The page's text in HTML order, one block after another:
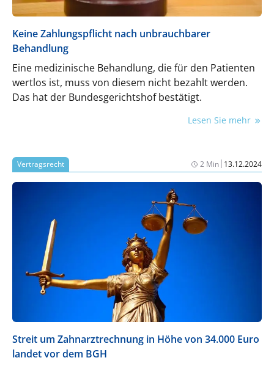
Keine Zahlungspflicht nach unbrauchbarer
Behandlung
Eine medizinische Behandlung, die für den Patienten
wertlos ist, muss von diesem nicht bezahlt werden.
Das hat der Bundesgerichtshof bestätigt.
Lesen Sie mehr
Vertragsrecht 2 Min| 13.12.2024
Streit um Zahnarztrechnung in Höhe von 34.000 Euro
landet vor dem BGH